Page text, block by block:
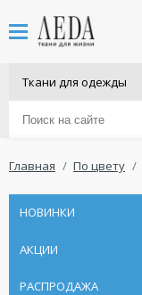
Ткани для одежды
Главная По цвету
НОВИНКИ
АКЦИИ
РАСПРОДАЖА